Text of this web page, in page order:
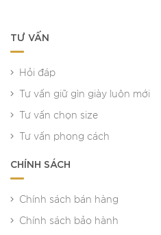
TƯ VẤN
Hỏi đáp
Tư vấn giữ gìn giày luôn mới
Tư vấn chọn size
Tư vấn phong cách
CHÍNH SÁCH
Chính sách bán hàng
Chính sách bảo hành